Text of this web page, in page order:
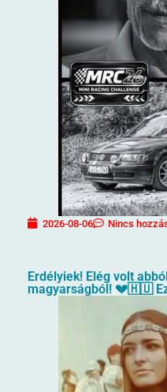
2026-08-06 Nincs
Erdélyiek! Elég volt
magyarságból! 💔🇭🇺